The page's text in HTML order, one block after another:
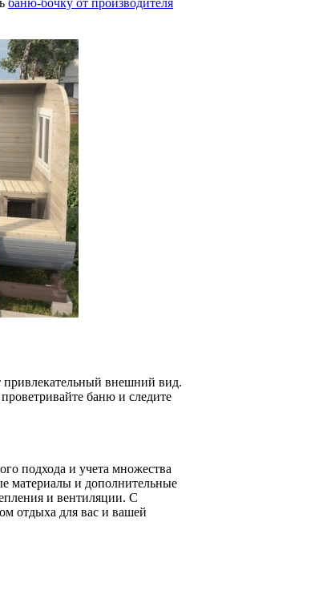
привлекательный внешний вид.
баню и следите
подхода и учета множества
материалы и дополнительные
и вентиляции. С
отдыха для вас и вашей